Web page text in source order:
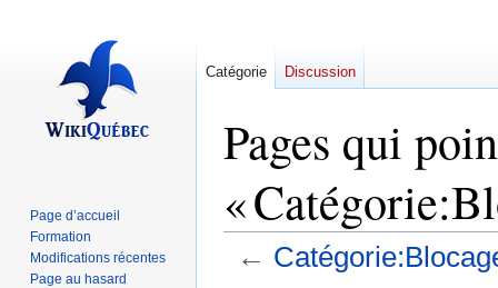
Pages qui
«
←
Catégorie Discussion
Page d’accueil
Formation
Modifications récentes
Page au hasard